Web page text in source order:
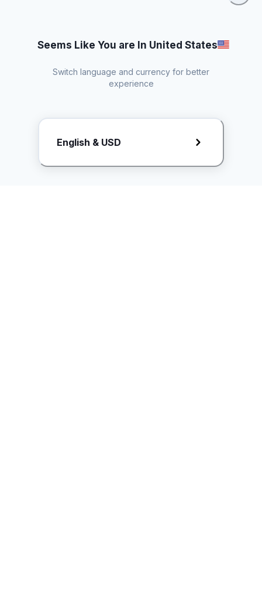
Request Rate Card
Butuh konten khusus? Kirim request ke creator!
Seems Like You are In United States
Switch language and currency for better
experience
English & USD